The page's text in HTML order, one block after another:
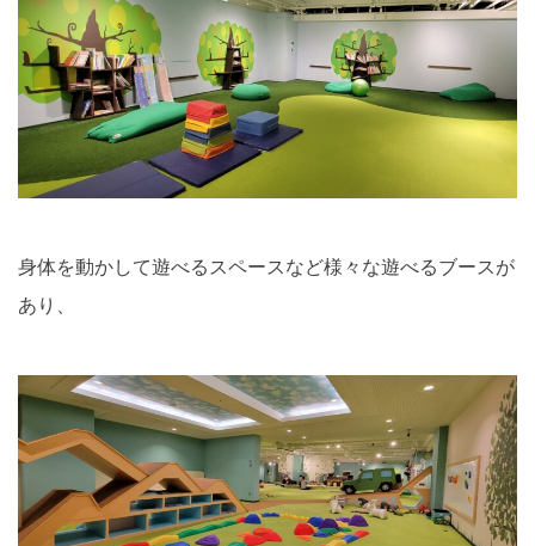
身体を動かして遊べるスペースなど様々な遊べるブースが
あり、